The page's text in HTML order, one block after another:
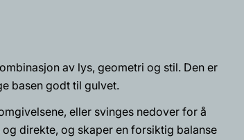
av lys, geometri og stil. Den er
basen godt til gulvet.
eller svinges nedover for å
direkte, og skaper en forsiktig balanse